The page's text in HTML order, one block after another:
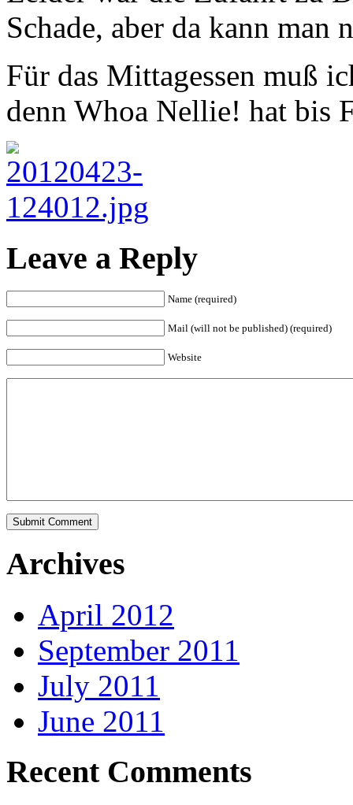
Schade, aber da kann man
Für das Mittagessen muß
denn Whoa Nellie! hat bis
Leave a Reply
Name (required)
Mail (will not be published) (required)
Website
Archives
April 2012
September 2011
July 2011
June 2011
Recent Comments